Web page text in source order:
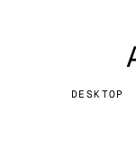
DESKTOP